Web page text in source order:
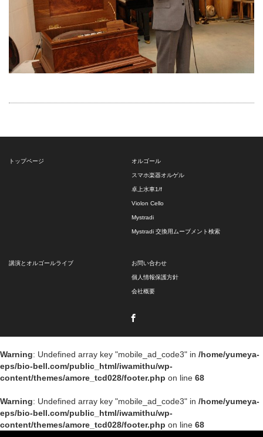
トップページ オルゴール
スマホ楽器オルゲル
卓上水車1/f
Violon Cello
Mystradi
Mystradi 交換用ムーブメント検索
講演とオルゴールライブ お問い合わせ
個人情報保護方針
会社概要
Warning: Undefined array key "mobile_ad_code3" in /home/yumeya-
eps/bio-bell.com/public_html/iwamithu/wp-
content/themes/amore_tcd028/footer.php on line 68
Warning: Undefined array key "mobile_ad_code3" in /home/yumeya-
eps/bio-bell.com/public_html/iwamithu/wp-
content/themes/amore_tcd028/footer.php on line 68